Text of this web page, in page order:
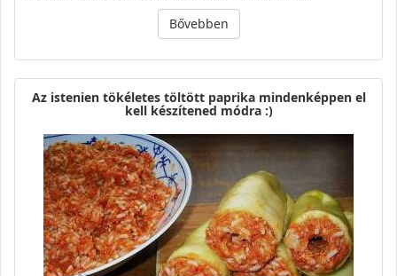
Bővebben
Az istenien tökéletes töltött paprika mindenképpen el
kell készítened módra :)